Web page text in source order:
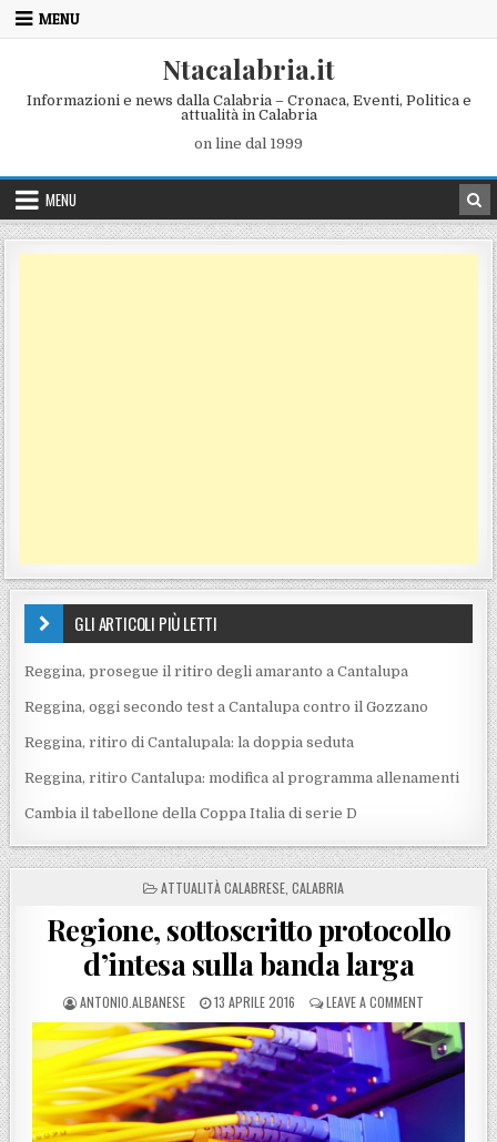
Skip to content
MENU
Ntacalabria.it
Informazioni e news dalla Calabria – Cronaca, Eventi, Politica e
attualità in Calabria
on line dal 1999
MENU
GLI ARTICOLI PIÙ LETTI
Reggina, prosegue il ritiro degli amaranto a Cantalupa
Reggina, oggi secondo test a Cantalupa contro il Gozzano
Reggina, ritiro di Cantalupala: la doppia seduta
Reggina, ritiro Cantalupa: modifica al programma allenamenti
Cambia il tabellone della Coppa Italia di serie D
POSTED IN
ATTUALITÀ CALABRESE, CALABRIA
Regione, sottoscritto protocollo
d’intesa sulla banda larga
POSTED BY
ANTONIO.ALBANESE POSTED ON
13 APRILE 2016 LEAVE A COMMENTON